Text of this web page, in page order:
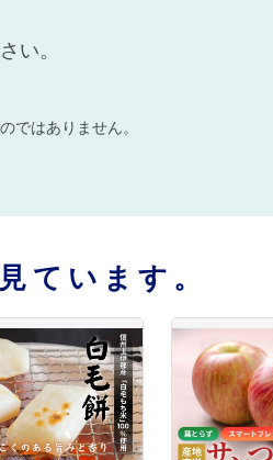
い。
ではありません。
ています。